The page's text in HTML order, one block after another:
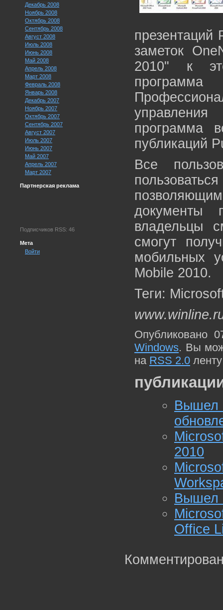
Декабрь 2008
Ноябрь 2008
Октябрь 2008
Сентябрь 2008
Август 2008
Июль 2008
Июнь 2008
Май 2008
Апрель 2008
Март 2008
Февраль 2008
Январь 2008
Декабрь 2007
Ноябрь 2007
Октябрь 2007
Сентябрь 2007
Август 2007
Июль 2007
Июнь 2007
Май 2007
Апрель 2007
Март 2007
Партнерская реклама
Подписчиков RSS: 46
Мета
Войти
заметок
2010" к
программа
публикаций
Все
документы
владельцы
смогут
мобильных
Mobile 2010.
Теги:
Опубликовано
Windows. Вы
на RSS 2.0
2010
Вышел
Office